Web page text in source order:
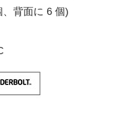
背面に 6 個)